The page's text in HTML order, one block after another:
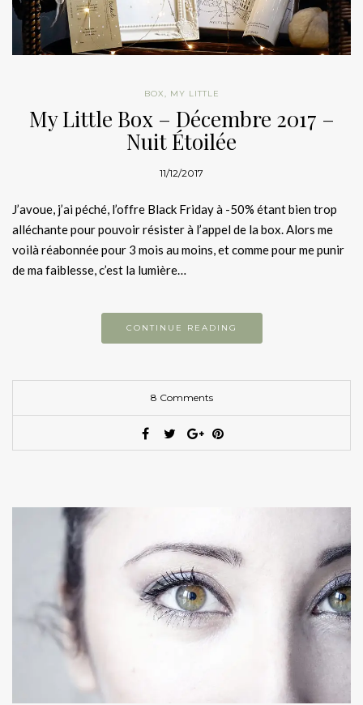
BOX, MY LITTLE
My Little Box – Décembre 2017 –
Nuit Étoilée
11/12/2017
J’avoue, j’ai péché, l’offre Black Friday à -50% étant bien trop
alléchante pour pouvoir résister à l’appel de la box. Alors me
voilà réabonnée pour 3 mois au moins, et comme pour me punir
de ma faiblesse, c’est la lumière…
CONTINUE READING
8 Comments